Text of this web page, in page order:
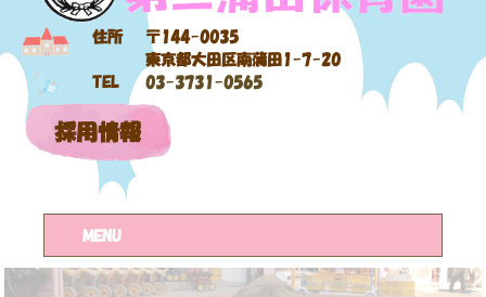
住所
〒144-0035
東京都大田区南蒲田1-7-20
TEL
03-3731-0565
採用情報
MENU